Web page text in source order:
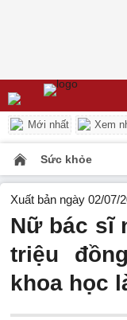
Mới nhất Xem
Sức khỏe
Xuất bản ngày 02/07/
Nữ bác sĩ
triệu
khoa học